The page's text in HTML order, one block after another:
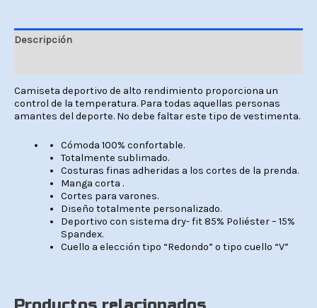
Descripción
Camiseta deportivo de alto rendimiento proporciona un
control de la temperatura. Para todas aquellas personas
amantes del deporte. No debe faltar este tipo de vestimenta.
Cómoda 100% confortable.
Totalmente sublimado.
Costuras finas adheridas a los cortes de la prenda.
Manga corta .
Cortes para varones.
Diseño totalmente personalizado.
Deportivo con sistema dry- fit 85% Poliéster – 15%
Spandex.
Cuello a elección tipo “Redondo” o tipo cuello “V”